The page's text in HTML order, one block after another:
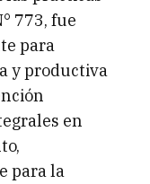
773, fue
para
y productiva
en
para la